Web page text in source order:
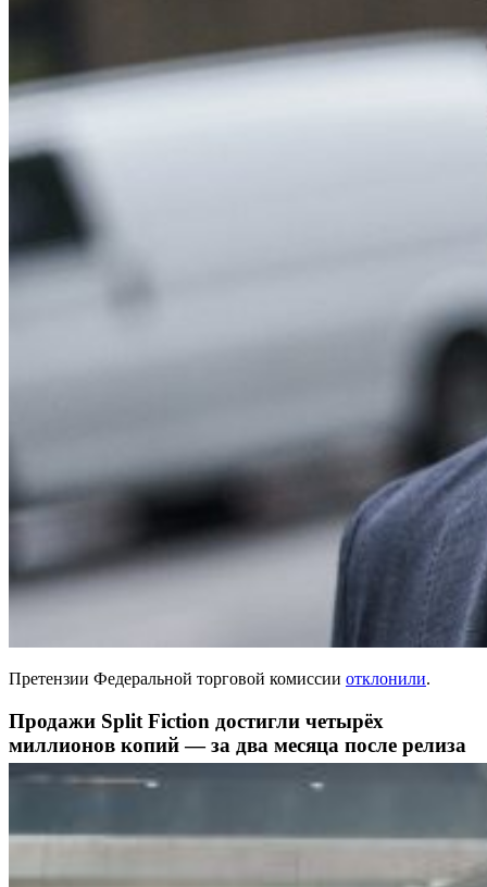
Претензии Федеральной торговой комиссии отклонили.
Продажи Split Fiction достигли четырёх
миллионов копий — за два месяца после релиза